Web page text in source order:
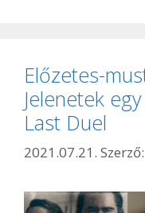
Előzetes-
Jelenetek
Last Duel
2021.07.21. Szerző: